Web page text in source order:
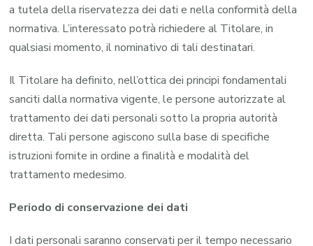
a tutela della riservatezza dei dati e nella conformità della
normativa. L’interessato potrà richiedere al Titolare, in
qualsiasi momento, il nominativo di tali destinatari.
Il Titolare ha definito, nell’ottica dei principi fondamentali
sanciti dalla normativa vigente, le persone autorizzate al
trattamento dei dati personali sotto la propria autorità
diretta. Tali persone agiscono sulla base di specifiche
istruzioni fornite in ordine a finalità e modalità del
trattamento medesimo.
Periodo di conservazione dei dati
I dati personali saranno conservati per il tempo necessario